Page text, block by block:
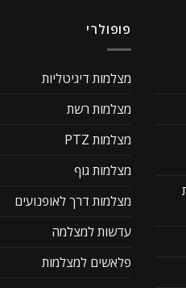
פופולרי
מצלמות דיגיטליות
מצלמות רשת
מצלמות PTZ
מצלמות גוף
מצלמות דרך לאופנועים
עדשות למצלמה
פלאשים למצלמות